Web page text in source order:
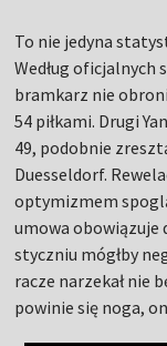
To nie jedyna
Według
bramkarz nie
54 piłkami. Drugi
49, podobnie
Duesseldorf.
optymizmem
umowa obowiązuje
styczniu mógłby
racze narzekał nie
powinie się noga,